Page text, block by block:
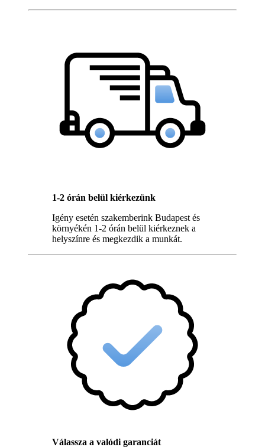
1-2 órán belül kiérkezünk
Igény esetén szakemberink Budapest és
környékén 1-2 órán belül kiérkeznek a
helyszínre és megkezdik a munkát.
Válassza a valódi garanciát